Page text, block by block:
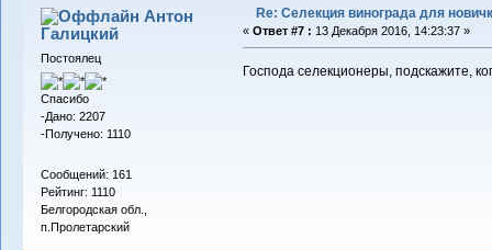
Антон
Галицкий
Постоялец
Спасибо
-Дано: 2207
-Получено: 1110
Сообщений: 161
Рейтинг: 1110
Белгородская обл.,
п.Пролетарский
Re: Селекция винограда для
« Ответ #7 : 13 Декабря 2016, 14:23:37 »
Господа селекционеры, подскажите,